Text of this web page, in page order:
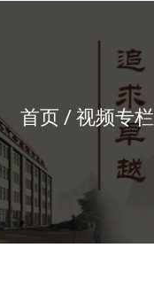
首页 视频专栏